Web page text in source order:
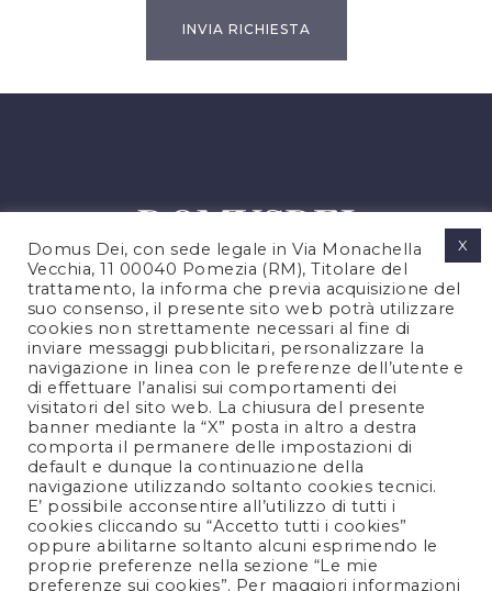
PRIVACY POLICY
COOKIES POLICY
NOTE LEGALI
CONTATTACI
FOLLOW US
Domus Dei, con sede legale in Via Monachella
Vecchia, 11 00040 Pomezia (RM), Titolare del
trattamento, la informa che previa acquisizione del
suo consenso, il presente sito web potrà utilizzare
cookies non strettamente necessari al fine di
inviare messaggi pubblicitari, personalizzare la
navigazione in linea con le preferenze dell’utente e
di effettuare l’analisi sui comportamenti dei
visitatori del sito web. La chiusura del presente
banner mediante la “X” posta in altro a destra
comporta il permanere delle impostazioni di
default e dunque la continuazione della
navigazione utilizzando soltanto cookies tecnici.
E’ possibile acconsentire all’utilizzo di tutti i
cookies cliccando su “Accetto tutti i cookies”
oppure abilitarne soltanto alcuni esprimendo le
proprie preferenze nella sezione “Le mie
preferenze sui cookies”. Per maggiori informazioni
X